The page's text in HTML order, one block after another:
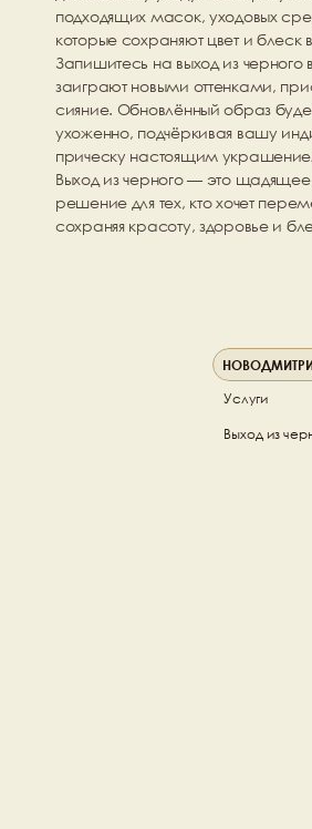
подходящих масок, уходовых
которые сохраняют цвет и блеск
Запишитесь на выход из черного
заиграют новыми оттенками,
сияние. Обновлённый образ
ухоженно, подчёркивая вашу
прическу настоящим
Выход из черного — это щадящее,
решение для тех, кто хочет
сохраняя красоту, здоровье и
Услуги
Выход из